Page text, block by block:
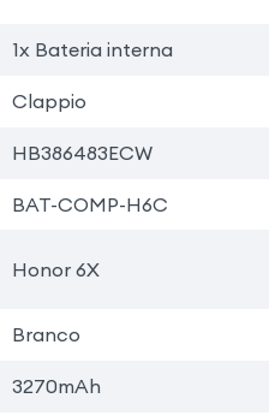
1x Bateria interna
Clappio
HB386483ECW
BAT-COMP-H6C
Honor 6X
Branco
3270mAh